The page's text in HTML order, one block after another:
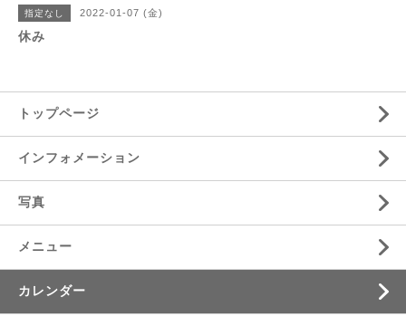
指定なし 2022-01-07 (金)
休み
トップページ
インフォメーション
写真
メニュー
カレンダー